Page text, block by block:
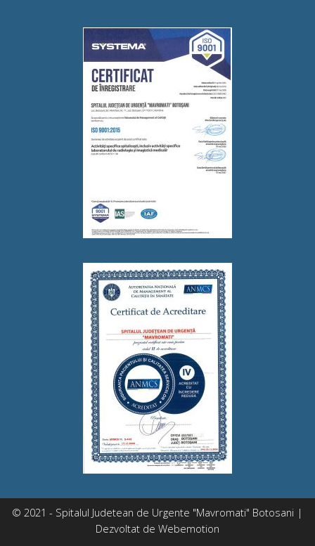
© 2021 - Spitalul Judetean de Urgente "Mavromati" Botosani |
Dezvoltat de Webemotion